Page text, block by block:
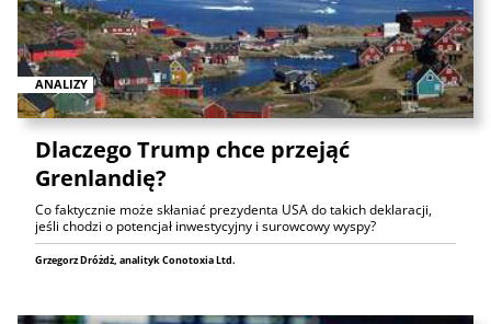
ANALIZY
Dlaczego Trump chce przejąć
Grenlandię?
Co faktycznie może skłaniać prezydenta USA do takich deklaracji,
jeśli chodzi o potencjał inwestycyjny i surowcowy wyspy?
Grzegorz Dróżdż, analityk Conotoxia Ltd.